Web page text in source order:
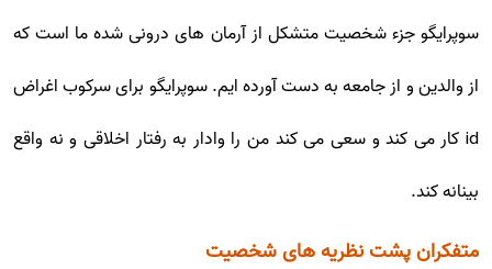
سوپرایگو جزء شخصیت متشکل از آرمان های درونی شده ما است که
از والدین و از جامعه به دست آورده ایم. سوپرایگو برای سرکوب اغراض
id کار می کند و سعی می کند من را وادار به رفتار اخلاقی و نه واقع
بینانه کند.
متفکران پشت نظریه های شخصیت